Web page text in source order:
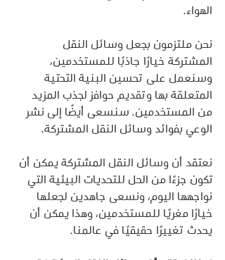
الهواء.
نحن ملتزمون بجعل وسائل النقل
المشتركة خيارًا جاذبًا للمستخدمين،
وسنعمل على تحسين البنية التحتية
المتعلقة بها وتقديم حوافز لجذب المزيد
من المستخدمين. سنسعى أيضًا إلى نشر
الوعي بفوائد وسائل النقل المشتركة.
نعتقد أن وسائل النقل المشتركة يمكن أن
تكون جزءًا من الحل للتحديات البيئية التي
نواجهها اليوم، ونسعى جاهدين لجعلها
خيارًا مغريًا للمستخدمين، وهذا يمكن أن
يحدث تغييرًا حقيقيًا في عالمنا.